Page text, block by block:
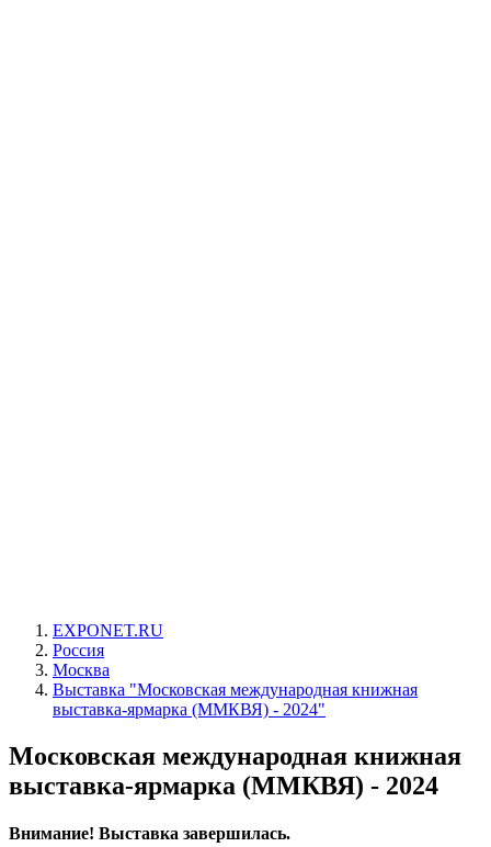
EXPONET.RU
Россия
Москва
Выставка "Московская международная книжная
выставка-ярмарка (ММКВЯ) - 2024"
Московская международная книжная
выставка-ярмарка (ММКВЯ) - 2024
Внимание! Выставка завершилась.